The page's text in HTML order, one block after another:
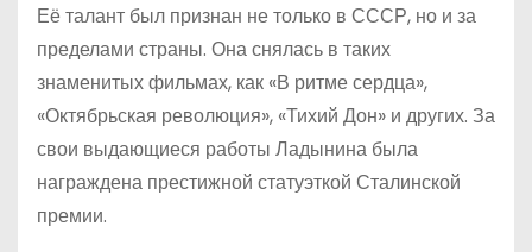
Её талант был признан не только в СССР, но и за
пределами страны. Она снялась в таких
знаменитых фильмах, как «В ритме сердца»,
«Октябрьская революция», «Тихий Дон» и других. За
свои выдающиеся работы Ладынина была
награждена престижной статуэткой Сталинской
премии.